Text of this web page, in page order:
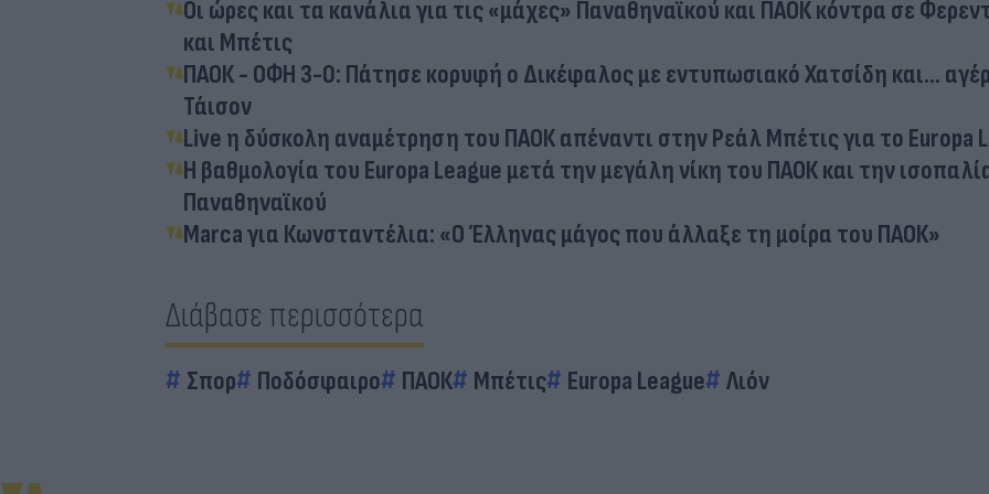
Οι ώρες και τα κανάλια για τις «μάχες» Παναθηναϊκού και ΠΑΟΚ κόντρα σε
και Μπέτις
ΠΑΟΚ - ΟΦΗ 3-0: Πάτησε κορυφή ο Δικέφαλος με εντυπωσιακό Χατσίδη και...
Τάισον
Live η δύσκολη αναμέτρηση του ΠΑΟΚ απέναντι στην Ρεάλ Μπέτις για το Europa
Η βαθμολογία του Europa League μετά την μεγάλη νίκη του ΠΑΟΚ και την
Παναθηναϊκού
Marca για Κωνσταντέλια: «Ο Έλληνας μάγος που άλλαξε τη μοίρα του ΠΑΟΚ»
Διάβασε περισσότερα
Σπορ Ποδόσφαιρο ΠΑΟΚ Μπέτις Europa League Λιόν